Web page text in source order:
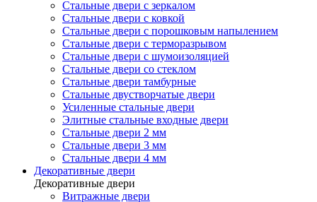
Стальные двери с зеркалом
Стальные двери с ковкой
Стальные двери с порошковым напылением
Стальные двери с терморазрывом
Стальные двери с шумоизоляцией
Стальные двери со стеклом
Стальные двери тамбурные
Стальные двустворчатые двери
Усиленные стальные двери
Элитные стальные входные двери
Стальные двери 2 мм
Стальные двери 3 мм
Стальные двери 4 мм
Декоративные двери
Декоративные двери
Витражные двери